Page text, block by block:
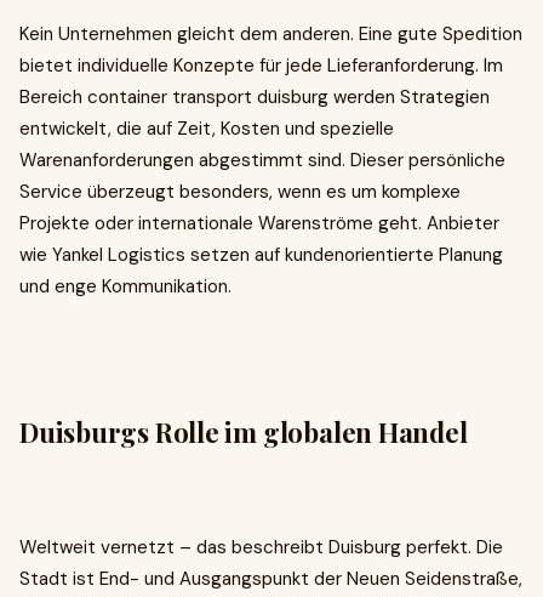
Kein Unternehmen gleicht dem anderen. Eine gute Spedition
bietet individuelle Konzepte für jede Lieferanforderung. Im
Bereich container transport duisburg werden Strategien
entwickelt, die auf Zeit, Kosten und spezielle
Warenanforderungen abgestimmt sind. Dieser persönliche
Service überzeugt besonders, wenn es um komplexe
Projekte oder internationale Warenströme geht. Anbieter
wie Yankel Logistics setzen auf kundenorientierte Planung
und enge Kommunikation.
Duisburgs Rolle im globalen Handel
Weltweit vernetzt – das beschreibt Duisburg perfekt. Die
Stadt ist End- und Ausgangspunkt der Neuen Seidenstraße,